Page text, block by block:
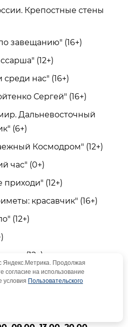
Крепостные стены
завещанию" (16+)
(12+)
среди нас" (16+)
Сергей" (16+)
Дальневосточный
(6+)
Космодром" (12+)
час" (0+)
(12+)
красавчик" (16+)
(12+)
(12+)
Яндекс.Метрика. Продолжая
согласие на использование
условия Пользовательского